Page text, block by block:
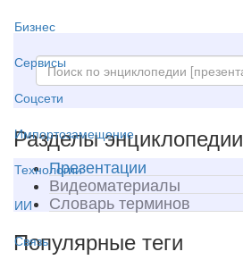
Бизнес
Сервисы
Соцсети
Импортозамещение
Технологии
ИИ
Связь
Разделы энциклопедии
Презентации
Видеоматериалы
Словарь терминов
Популярные теги